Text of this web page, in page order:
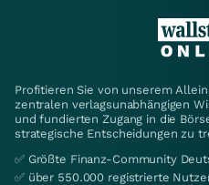
Profitieren Sie von unserem
zentralen verlagsunabhängigen
und fundierten Zugang in die
strategische Entscheidungen zu
✅ Größte Finanz-Community
✅ über 550.000 registrierte